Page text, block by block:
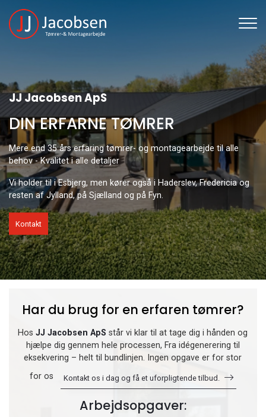
hovedindhold
JJ Jacobsen ApS
DIN ERFARNE TØMRER
Mere end 35 års erfaring tømrer- og montagearbejde til alle
behov - Kvalitet i alle detaljer
Vi holder til i Esbjerg, men kører også i Haderslev, Fredericia og
resten af Jylland, på Sjælland og på Fyn.
Kontakt
Har du brug for en erfaren tømrer?
HosJJ Jacobsen ApS står vi klar til at tage dig i hånden og
hjælpe dig gennem hele processen, Fra idégenerering til
eksekvering – helt til bundlinjen. Ingen opgave er for stor
for os
Kontakt os i dag og få et uforpligtende tilbud.
Arbejdsopgaver: